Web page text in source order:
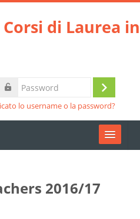
di Laurea in
Login
lo username o la password?
2016/17